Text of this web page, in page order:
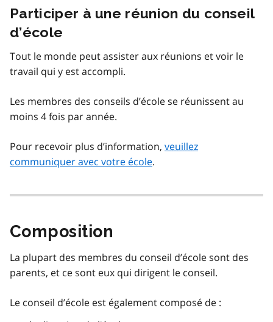
Participer à une réunion du conseil
d’école
Tout le monde peut assister aux réunions et voir le
travail qui y est accompli.
Les membres des conseils d’école se réunissent au
moins 4 fois par année.
Pour recevoir plus d’information, veuillez
communiquer avec votre école.
Composition
La plupart des membres du conseil d’école sont des
parents, et ce sont eux qui dirigent le conseil.
Le conseil d’école est également composé de :